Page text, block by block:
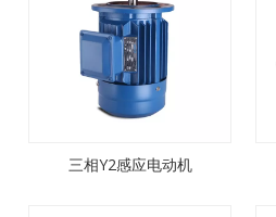
三相Y2感应电动机